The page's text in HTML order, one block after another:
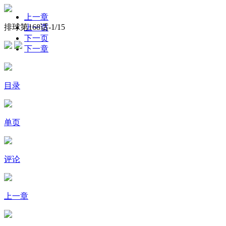
排球第168话-1/15
上一章
上一页
下一页
下一章
目录
单页
评论
上一章